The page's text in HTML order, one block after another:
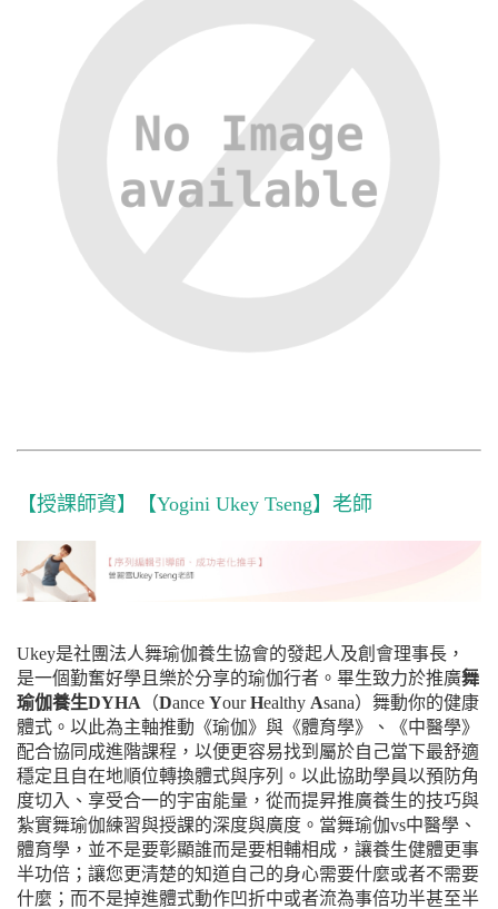
【授課師資】【Yogini Ukey Tseng】老師
Ukey是社團法人舞瑜伽養生協會的發起人及創會理事長，
是一個勤奮好學且樂於分享的瑜伽行者。畢生致力於推廣舞
瑜伽養生DYHA （Dance YourHealthy Asana）舞動你的健康
體式。以此為主軸推動《瑜伽》與《體育學》、《中醫學》
配合協同成進階課程，以便更容易找到屬於自己當下最舒適
穩定且自在地順位轉換體式與序列。以此協助學員以預防角
度切入、享受合一的宇宙能量，從而提昇推廣養生的技巧與
紮實舞瑜伽練習與授課的深度與廣度。當舞瑜伽vs中醫學、
體育學，並不是要彰顯誰而是要相輔相成，讓養生健體更事
半功倍；讓您更清楚的知道自己的身心需要什麼或者不需要
什麼；而不是掉進體式動作凹折中或者流為事倍功半甚至半